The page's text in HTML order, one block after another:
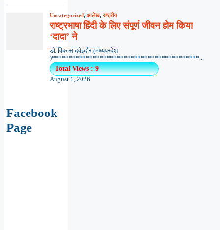
Uncategorized, आलेख,राष्ट्रीय
राष्ट्रभाषा हिंदी के लिए संपूर्ण जीवन होम किया
‘दादा’ ने
डॉ. विकास दवेइंदौर (मध्यप्रदेश
)*******************************************...
Total Views : 9
August 1, 2026
Facebook
Page